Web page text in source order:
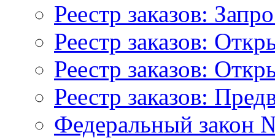
Реестр заказов:
Реестр заказов:
Реестр заказов:
Реестр заказов:
Федеральный закон